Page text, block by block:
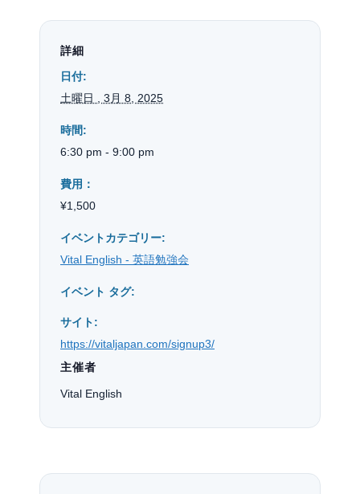
詳細
日付:
土曜日 , 3月 8, 2025
時間:
6:30 pm - 9:00 pm
費用：
¥1,500
イベントカテゴリー:
Vital English - 英語勉強会
イベント タグ:
サイト:
https://vitaljapan.com/signup3/
主催者
Vital English